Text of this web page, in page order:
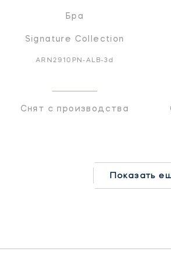
Бра
Signature Collection
ARN2910PN-ALB-3d
Снят с производства
Показать